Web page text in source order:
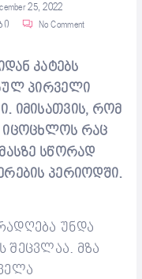
25, 2022
No Comment
კატებს
პირველი
. იმისათვის, რომ
იცოცხლოს რაც
მასზე სწორად
პერიოდში.
უნდა
შეცვლაა. მზა